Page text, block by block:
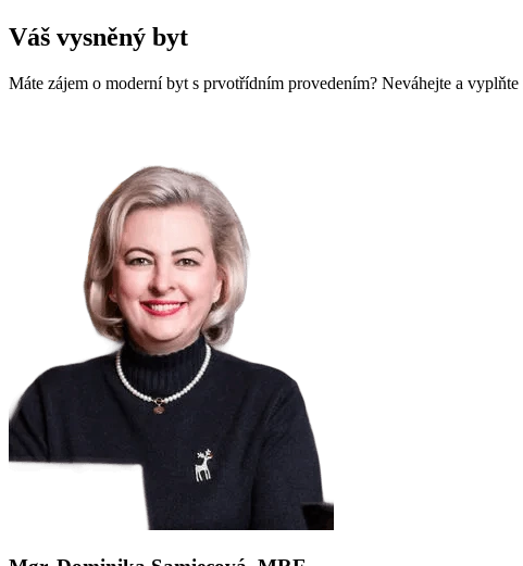
Váš vysněný byt
Máte zájem o moderní byt s prvotřídním provedením? Neváhejte a